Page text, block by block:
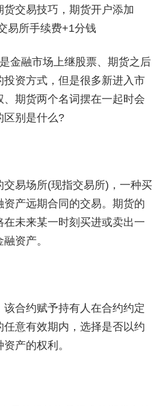
交易技巧，期货开户添加
易所手续费+1分钱
融市场上继股票、期货之后
资方式，但是很多新进入市
期货两个名词摆在一起时会
区别是什么?
易场所(现指交易所)，一种买
产远期合同的交易。期货的
未来某一时刻买进或卖出一
资产。
合约赋予持有人在合约约定
任意有效期内，选择是否以约
产的权利。